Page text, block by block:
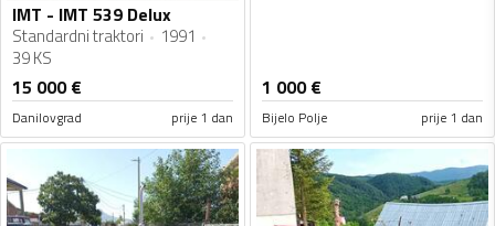
IMT - IMT 539 Delux
Standardni traktori
1991
39 KS
15 000€
Danilovgrad prije 1 dan
1 000€
Bijelo Polje prije 1 dan